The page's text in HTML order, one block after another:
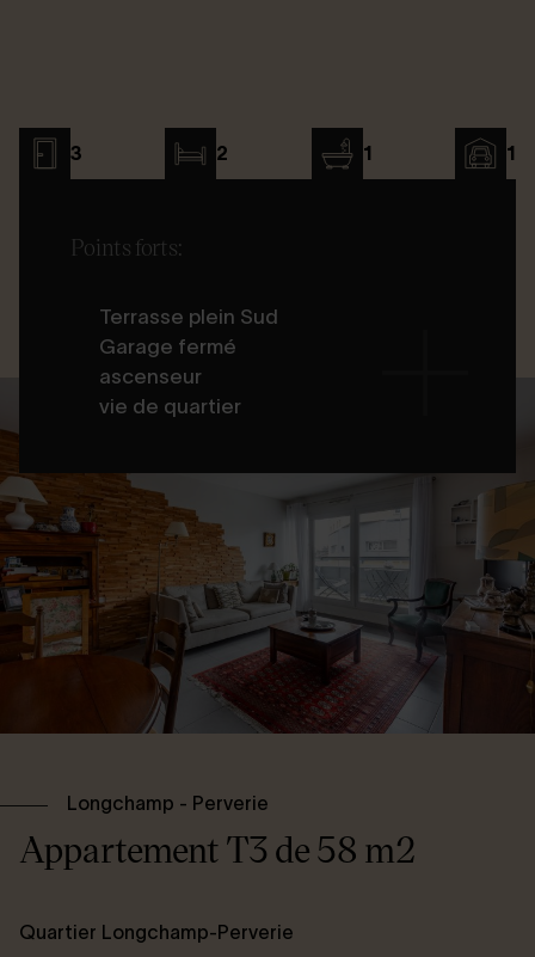
3 2 1 1
Points forts:
Terrasse plein Sud
Garage fermé
ascenseur
vie de quartier
Longchamp - Perverie
Appartement T3 de 58 m2
Quartier Longchamp-Perverie